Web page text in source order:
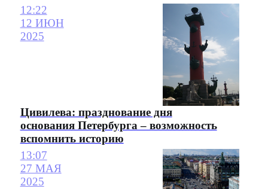
12:22
12 ИЮН
2025
Цивилева: празднование дня
основания Петербурга – возможность
вспомнить историю
13:07
27 МАЯ
2025